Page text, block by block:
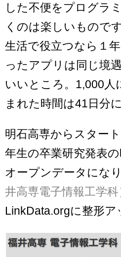
した不便をプログラ
くのは楽しいもので
生活で役立つなら１
ったアプリは同じ境
いいところ。1,000
まれた時間は41日分
明石高専からスタート
年生の卒業研究発表
オープンデータにな
井高専電子情報工学科
LinkData.orgに整形